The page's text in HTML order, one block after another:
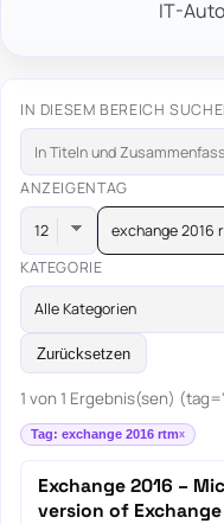
IT-
IN DIESEM BEREICH
ANZEIGENTAG
exchange 2016
KATEGORIE
Alle Kategorien
Zurücksetzen
1 von 1 Ergebnis(sen)
Tag: exchange 2016 rtm
Exchange 2016 –
version of Exchange